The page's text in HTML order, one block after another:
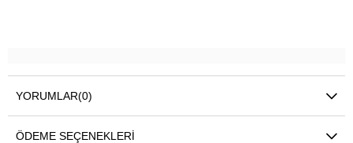
YORUMLAR(0)
ÖDEME SEÇENEKLERI